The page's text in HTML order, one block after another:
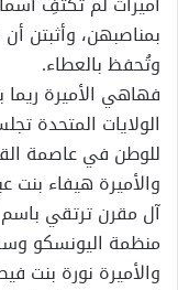
بمناصبهن، وأثبتن أن
وتُحفظ بالعطاء.
فهاهي الأميرة
الولايات المتحدة
للوطن في عاصمة
والأميرة هيفاء بنت
آل مقرن ترتقي باسم
منظمة اليونسكو
والأميرة نورة بنت